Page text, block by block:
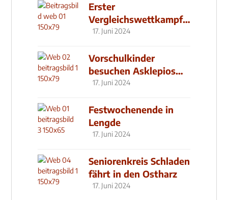
Erster
Vergleichswettkampf
seit 2019
17. Juni 2024
Vorschulkinder
besuchen Asklepios
Klinik
17. Juni 2024
Festwochenende in
Lengde
17. Juni 2024
Seniorenkreis Schladen
fährt in den Ostharz
17. Juni 2024